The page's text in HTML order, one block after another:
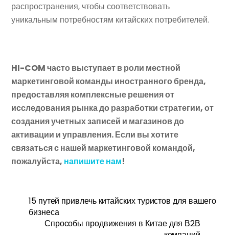
распространения, чтобы соответствовать
уникальным потребностям китайских потребителей.
HI-COM часто выступает в роли местной
маркетинговой команды иностранного бренда,
предоставляя комплексные решения от
исследования рынка до разработки стратегии, от
создания учетных записей и магазинов до
активации и управления. Если вы хотите
связаться с нашей маркетинговой командой,
пожалуйста, напишите нам!
15 путей привлечь китайских туристов для вашего
бизнеса
Спрособы продвижения в Китае для В2В